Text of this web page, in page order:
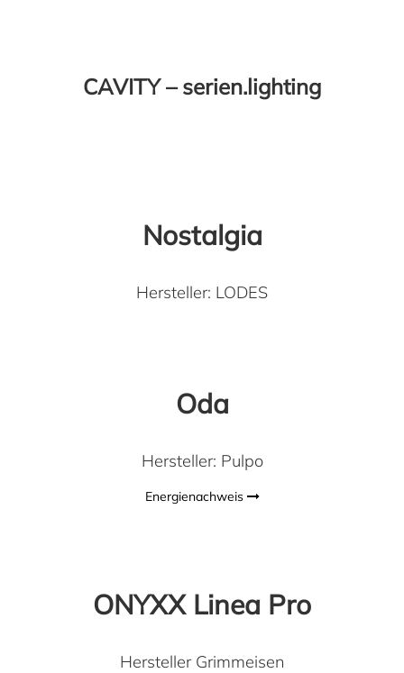
CAVITY – serien.lighting
Nostalgia
Hersteller: LODES
Oda
Hersteller: Pulpo
Energienachweis
ONYXX Linea Pro
Hersteller Grimmeisen